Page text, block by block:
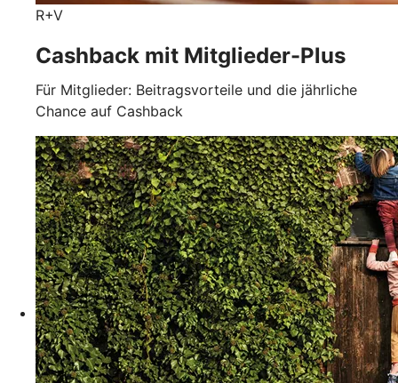
R+V
Cashback mit Mitglieder-Plus
Für Mitglieder: Beitragsvorteile und die jährliche
Chance auf Cashback